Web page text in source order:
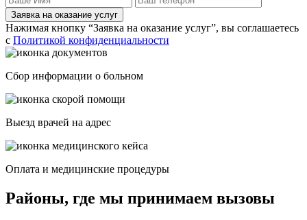
Заявка на оказание услуг
Нажимая кнопку “Заявка на оказание услуг”, вы соглашаетесь
с Политикой конфиденциальности
Сбор информации о больном
Выезд врачей на адрес
Оплата и медицинские процедуры
Районы, где мы принимаем вызовы